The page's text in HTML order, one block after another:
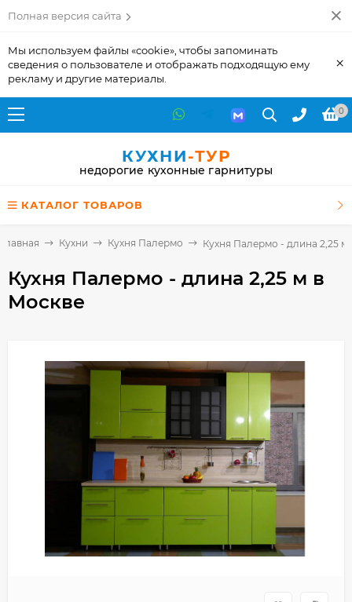
Полная версия сайта
Мы используем файлы «cookie», чтобы запоминать
сведения о пользователе и отображать подходящую ему
рекламу и другие материалы.
×
0
КУХНИ-ТУР
недорогие кухонные гарнитуры
КАТАЛОГ ТОВАРОВ
Главная Кухни Кухня Палермо Кухня Палермо - длина 2,25 м
Кухня Палермо - длина 2,25 м в
Москве